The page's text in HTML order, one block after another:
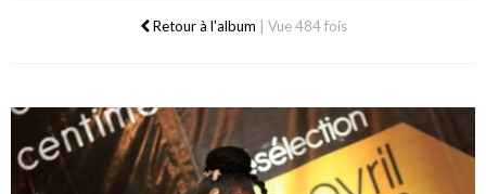
Retour à l'album Vue 484 fois